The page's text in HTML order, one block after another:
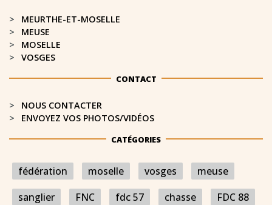
MEURTHE-ET-MOSELLE​
MEUSE
MOSELLE
VOSGES
CONTACT
NOUS CONTACTER
ENVOYEZ VOS PHOTOS/VIDÉOS
CATÉGORIES
fédération moselle vosges
meuse
sanglier
FNC fdc 57 chasse
FDC 88